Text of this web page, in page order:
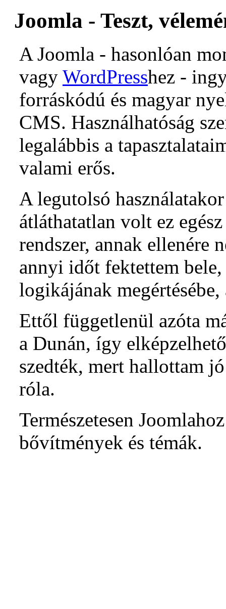
Joomla - Teszt,
A Joomla - hasonlóan
vagy WordPresshez -
forráskódú és magyar
CMS. Használhatóság
legalábbis a
valami erős.
A legutolsó
átláthatatlan volt ez
rendszer, annak ellenére
annyi időt fektettem
logikájának
Ettől függetlenül azóta
a Dunán, így
szedték, mert hallottam
róla.
Természetesen
bővítmények és témák.